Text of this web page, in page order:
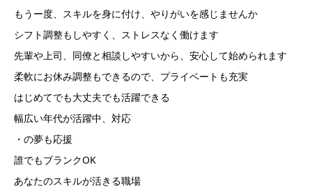
もうー度、スキルを身に付け、やりがいを感じませんか
シフト調整もしやすく、ストレスなく働けます
先輩や上司、同僚と相談しやすいから、安心して始められます
柔軟にお休み調整もできるので、プライベートも充実
はじめてでも大丈夫でも活躍できる
幅広い年代が活躍中、対応
・の夢も応援
誰でもブランクOK
あなたのスキルが活きる職場